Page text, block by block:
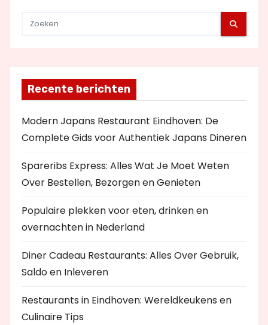
Recente berichten
Modern Japans Restaurant Eindhoven: De
Complete Gids voor Authentiek Japans Dineren
Spareribs Express: Alles Wat Je Moet Weten
Over Bestellen, Bezorgen en Genieten
Populaire plekken voor eten, drinken en
overnachten in Nederland
Diner Cadeau Restaurants: Alles Over Gebruik,
Saldo en Inleveren
Restaurants in Eindhoven: Wereldkeukens en
Culinaire Tips